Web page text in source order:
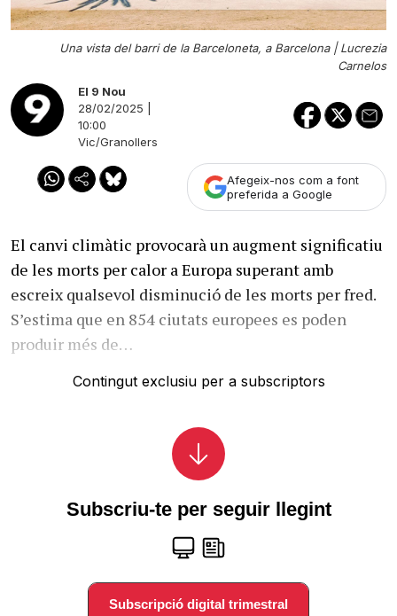
Una vista del barri de la Barceloneta, a Barcelona |Lucrezia
Carnelos
El 9 Nou
28/02/2025 |
10:00
Vic/Granollers
Afegeix-nos com a font
preferida a Google
El canvi climàtic provocarà un augment significatiu
de les morts per calor a Europa superant amb
escreix qualsevol disminució de les morts per fred.
S’estima que en 854 ciutats europees es poden
produir més de…
Contingut exclusiu per a subscriptors